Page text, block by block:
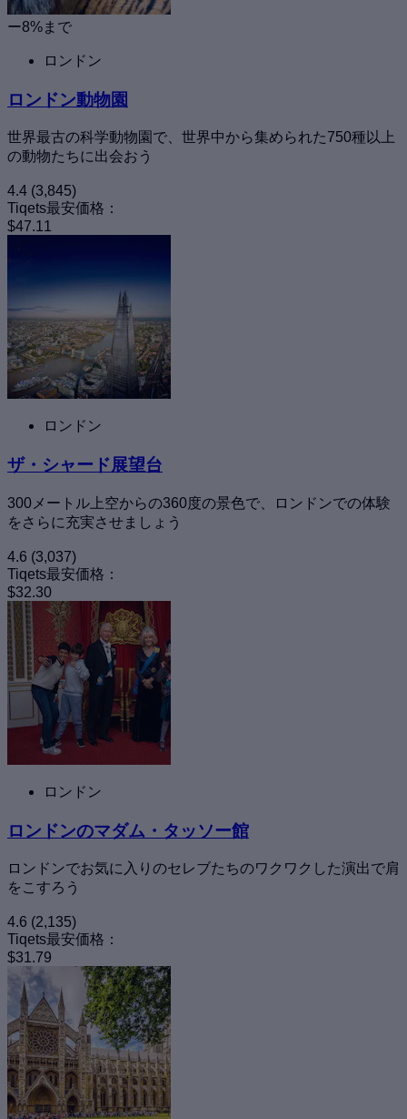
ー8%まで
ロンドン
ロンドン動物園
世界最古の科学動物園で、世界中から集められた750種以上
の動物たちに出会おう
4.4 (3,845)
Tiqets最安価格：
$47.11
ロンドン
ザ・シャード展望台
300メートル上空からの360度の景色で、ロンドンでの体験
をさらに充実させましょう
4.6 (3,037)
Tiqets最安価格：
$32.30
ロンドン
ロンドンのマダム・タッソー館
ロンドンでお気に入りのセレブたちのワクワクした演出で肩
をこすろう
4.6 (2,135)
Tiqets最安価格：
$31.79